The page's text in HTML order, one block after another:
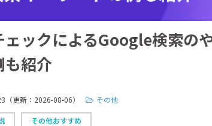
ェックによるGoogle検索の
も紹介
（更新： 2026-08-06） その他
その他おすすめ